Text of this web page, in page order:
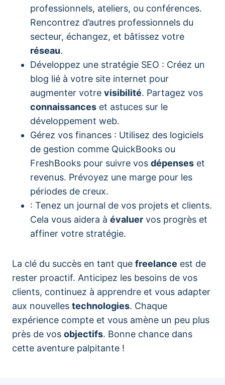
professionnels, ateliers, ou conférences.
Rencontrez d’autres professionnels du
secteur, échangez, et bâtissez votre
réseau.
Développez une stratégie SEO : Créez un
blog lié à votre site internet pour
augmenter votre visibilité. Partagez vos
connaissances et astuces sur le
développement web.
Gérez vos finances : Utilisez des logiciels
de gestion comme QuickBooks ou
FreshBooks pour suivre vos dépenses et
revenus. Prévoyez une marge pour les
périodes de creux.
: Tenez un journal de vos projets et clients.
Cela vous aidera à évaluer vos progrès et
affiner votre stratégie.
La clé du succès en tant que freelance est de
rester proactif. Anticipez les besoins de vos
clients, continuez à apprendre et vous adapter
aux nouvelles technologies. Chaque
expérience compte et vous amène un peu plus
près de vos objectifs. Bonne chance dans
cette aventure palpitante !